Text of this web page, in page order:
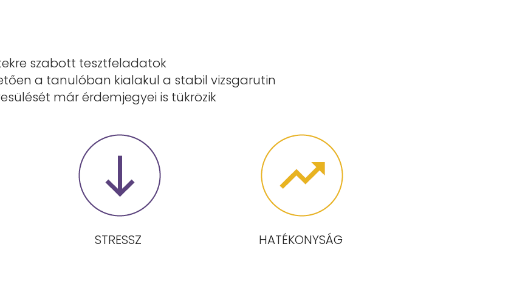
szabott tesztfeladatok
a tanulóban kialakul a stabil vizsgarutin
már érdemjegyei is tükrözik
STRESSZ HATÉKONYSÁG